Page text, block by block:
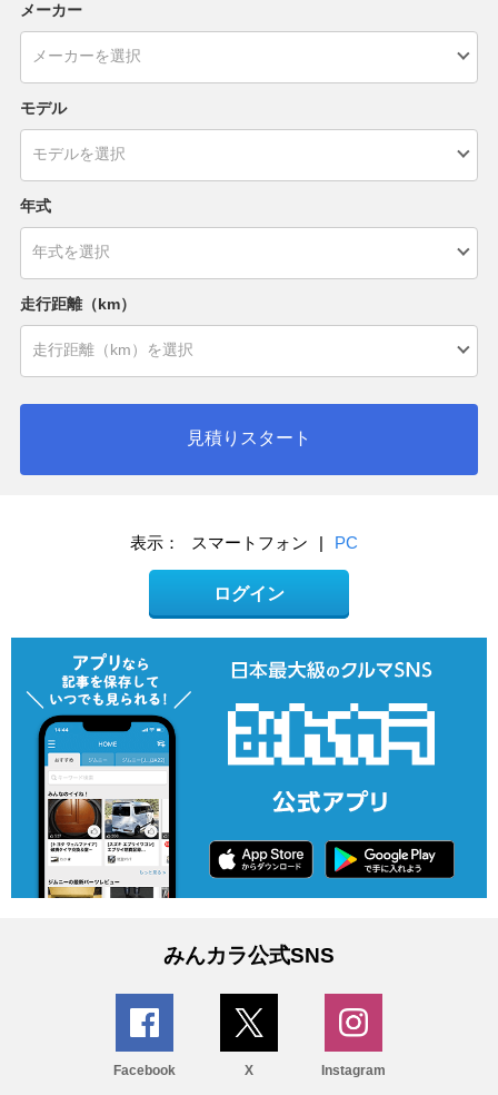
メーカー
モデル
年式
走行距離（km）
見積りスタート
表示： スマートフォン | PC
ログイン
みんカラ公式SNS
Facebook X Instagram